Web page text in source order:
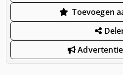
Toevoegen